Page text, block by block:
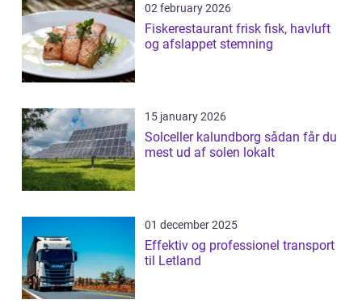
02 february 2026
Fiskerestaurant frisk fisk, havluft
og afslappet stemning
15 january 2026
Solceller kalundborg sådan får du
mest ud af solen lokalt
01 december 2025
Effektiv og professionel transport
til Letland